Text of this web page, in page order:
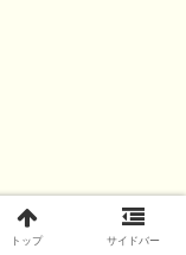
トップ サイドバー